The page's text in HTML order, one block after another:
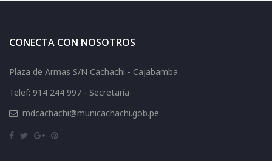
CONECTA CON NOSOTROS
Plaza de Armas S/N Cachachi - Cajabamba
Telef: 914 244 997 - Secretaría
mdcachachi@municachachi.gob.pe